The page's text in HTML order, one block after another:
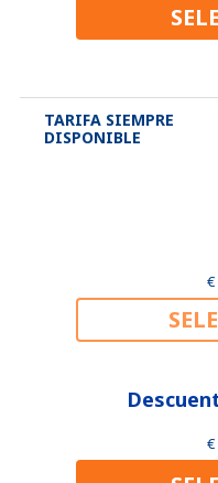
TARIFA SIEMPRE
DISPONIBLE
€
€